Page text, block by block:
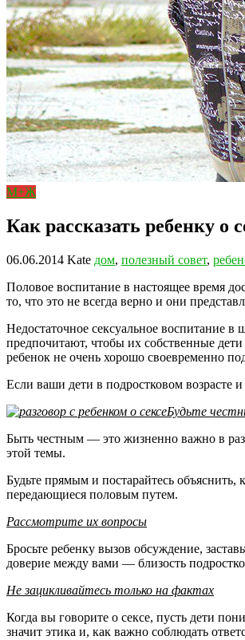
М+Ж
Как рассказать ребенку о
06.06.2014 Kate дом, полезный совет,
Половое воспитание в настоящее время
то, что это не всегда верно и они
Недостаточное сексуальное воспитание в
предпочитают, чтобы их собственные
ребенок не очень хорошо своевременно
Если ваши дети в подростковом возрасте
Будьте
Быть честным — это жизненно важно в
этой темы.
Будьте прямым и постарайтесь
передающиеся половым путем.
Рассмотрите их вопросы
Бросьте ребенку вызов обсуждение,
доверие между вами — близость
Не зацикливайтесь только на фактах
Когда вы говорите о сексе, пусть дети
значит этика и, как важно соблюдать